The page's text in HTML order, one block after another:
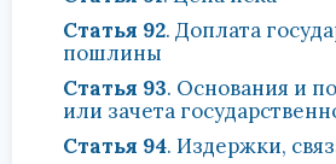
Статья 92. Доплата
пошлины
Статья 93. Основания и
или зачета
Статья 94. Издержки,